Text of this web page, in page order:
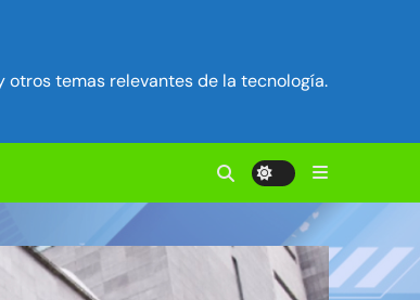
~ Segu-Info
~ Segu-Info
servidores proxy. ~ Segu-Info
juntas ~ Segu-Info
temas relevantes de la tecnología.